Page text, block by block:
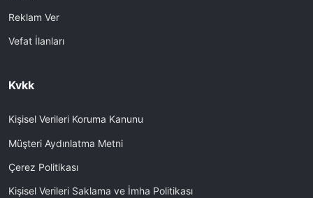
Reklam Ver
Vefat İlanları
Kvkk
Kişisel Verileri Koruma Kanunu
Müşteri Aydınlatma Metni
Çerez Politikası
Kişisel Verileri Saklama ve İmha Politikası